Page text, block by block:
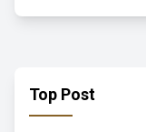
Top Post